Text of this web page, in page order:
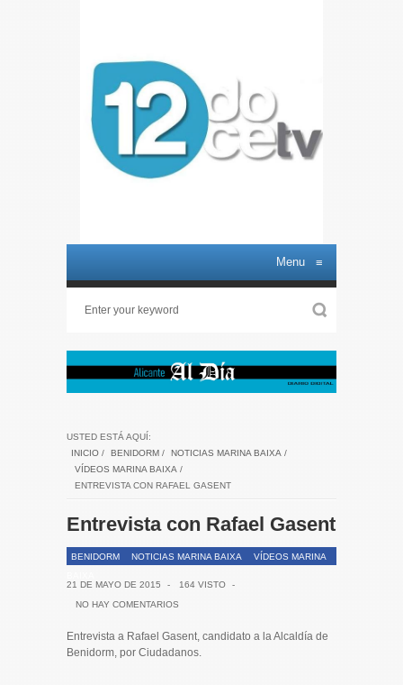
Menu ≡
USTED ESTÁ AQUÍ:
INICIO / BENIDORM / NOTICIAS MARINA BAIXA /
VÍDEOS MARINA BAIXA /
ENTREVISTA CON RAFAEL GASENT
Entrevista con Rafael Gasent
BENIDORM NOTICIAS MARINA BAIXA
VÍDEOS MARINA
21 DE MAYO DE 2015
- 164 VISTO
-
NO HAY COMENTARIOS
Entrevista a Rafael Gasent, candidato a la Alcaldía de
Benidorm, por Ciudadanos.